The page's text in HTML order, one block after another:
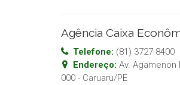
Agência Caixa
Telefone: (81) 3727-8400
Endereço: Av. Agamenon
000 - Caruaru/PE